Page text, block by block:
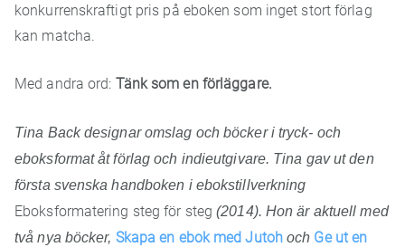
konkurrenskraftigt pris på eboken som inget stort förlag
kan matcha.
Med andra ord: Tänk som en förläggare.
Tina Back designar omslag och böcker i tryck- och
eboksformat åt förlag och indieutgivare. Tina gav ut den
första svenska handboken i ebokstillverkning
Eboksformatering steg för steg(2014). Hon är aktuell med
två nya böcker, Skapa en ebok med Jutoh och Ge ut en